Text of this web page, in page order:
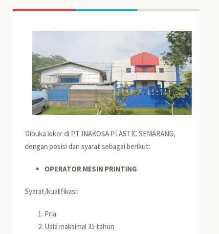
Dibuka loker di PT INAKOSA PLASTIC SEMARANG,
dengan posisi dan syarat sebagai berikut:
OPERATOR MESIN PRINTING
Syarat/kualifikasi:
Pria
Usia maksimal 35 tahun